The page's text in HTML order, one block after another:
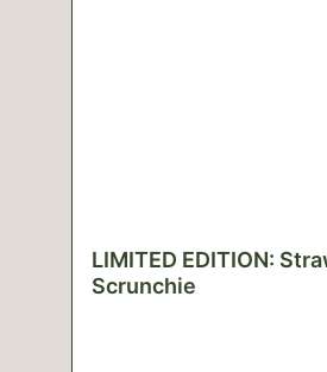
LIMITED EDITION:
Scrunchie